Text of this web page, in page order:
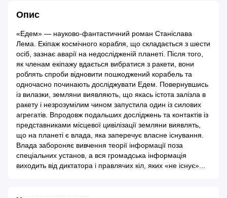
Опис
«Едем» — науково-фантастичний роман Станіслава
Лема. Екіпаж космічного корабля, що складається з шести
осіб, зазнає аварії на недослідженій планеті. Після того,
як членам екіпажу вдається вибратися з ракети, вони
роблять спроби відновити пошкоджений корабель та
одночасно починають досліджувати Едем. Повернувшись
із вилазки, земляни виявляють, що якась істота залізла в
ракету і незрозумілим чином запустила один із силових
агрегатів. Впродовж подальших досліджень та контактів із
представниками місцевої цивілізації земляни виявлять,
що на планеті є влада, яка заперечує власне існування.
Влада забороняє вивчення теорії інформації поза
спеціальних установ, а вся громадська інформація
виходить від диктатора і правлячих кіл, яких «не існує»...